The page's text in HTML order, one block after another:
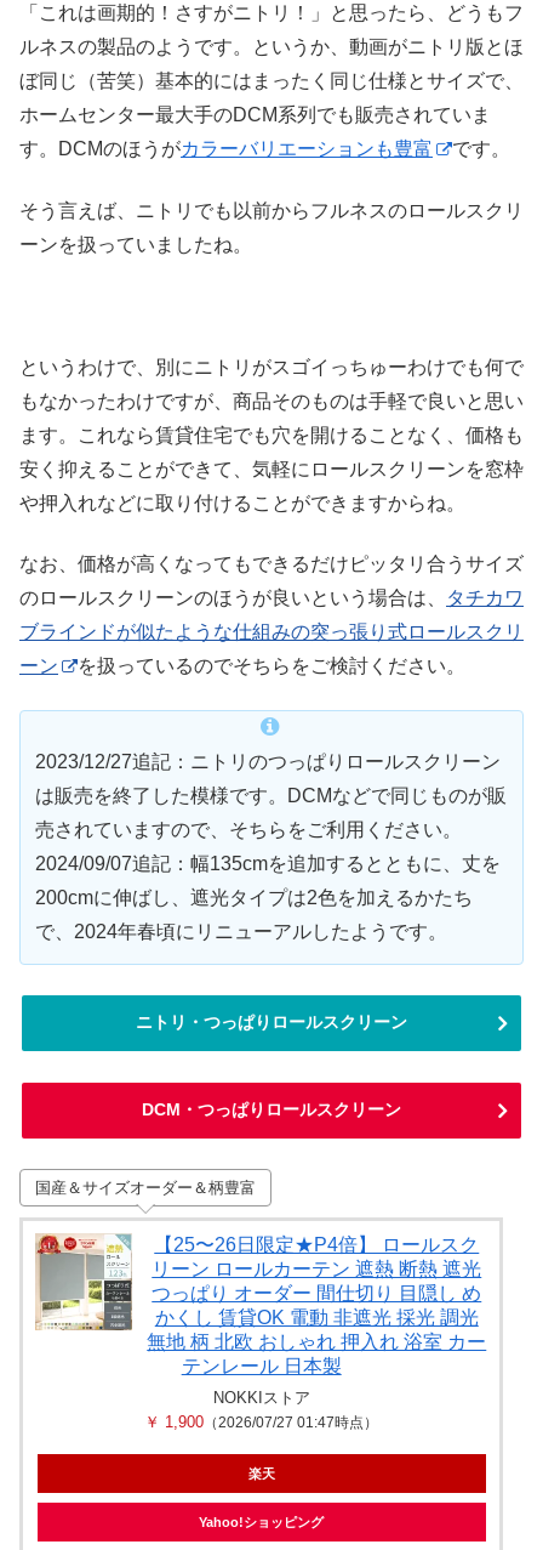
「これは画期的！さすがニトリ！」と思ったら、どうもフ
ルネスの製品のようです。というか、動画がニトリ版とほ
ぼ同じ（苦笑）基本的にはまったく同じ仕様とサイズで、
ホームセンター最大手のDCM系列でも販売されていま
す。DCMのほうがカラーバリエーションも豊富 です。
そう言えば、ニトリでも以前からフルネスのロールスクリ
ーンを扱っていましたね。
というわけで、別にニトリがスゴイっちゅーわけでも何で
もなかったわけですが、商品そのものは手軽で良いと思い
ます。これなら賃貸住宅でも穴を開けることなく、価格も
安く抑えることができて、気軽にロールスクリーンを窓枠
や押入れなどに取り付けることができますからね。
なお、価格が高くなってもできるだけピッタリ合うサイズ
のロールスクリーンのほうが良いという場合は、
タチカワ
ブラインドが似たような仕組みの突っ張り式ロールスクリ
ーン
を扱っているのでそちらをご検討ください。
2023/12/27追記：ニトリのつっぱりロールスクリーン
は販売を終了した模様です。DCMなどで同じものが販
売されていますので、そちらをご利用ください。
2024/09/07追記：幅135cmを追加するとともに、丈を
200cmに伸ばし、遮光タイプは2色を加えるかたち
で、2024年春頃にリニューアルしたようです。
ニトリ・つっぱりロールスクリーン
DCM・つっぱりロールスクリーン
国産＆サイズオーダー＆柄豊富
【25〜26日限定★P4倍】 ロールスク
リーン ロールカーテン 遮熱 断熱 遮光
つっぱり オーダー 間仕切り 目隠し め
かくし 賃貸OK 電動 非遮光 採光 調光
無地 柄 北欧 おしゃれ 押入れ 浴室 カー
テンレール 日本製
NOKKIストア
￥ 1,900 （2026/07/27 01:47時点）
楽天
Yahoo!ショッピング